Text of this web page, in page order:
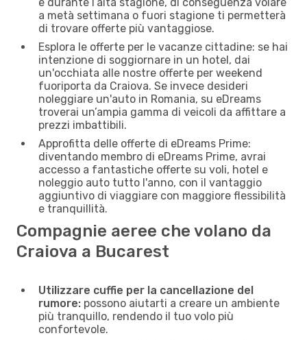
a metà settimana o fuori stagione ti permetterà
di trovare offerte più vantaggiose.
Esplora le offerte per le vacanze cittadine: se hai
intenzione di soggiornare in un hotel, dai
un'occhiata alle nostre offerte per weekend
fuoriporta da Craiova. Se invece desideri
noleggiare un'auto in Romania, su eDreams
troverai un’ampia gamma di veicoli da affittare a
prezzi imbattibili.
Approfitta delle offerte di eDreams Prime:
diventando membro di eDreams Prime, avrai
accesso a fantastiche offerte su voli, hotel e
noleggio auto tutto l'anno, con il vantaggio
aggiuntivo di viaggiare con maggiore flessibilità
e tranquillità.
Compagnie aeree che volano da
Craiova a Bucarest
Utilizzare cuffie per la cancellazione del
rumore: possono aiutarti a creare un ambiente
più tranquillo, rendendo il tuo volo più
confortevole.